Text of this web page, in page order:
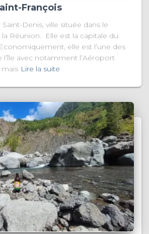
François
Denis, ville située dans le
la Réunion. Elle est la capitale du
elle est l’une des
l’île avec notamment l’Aéroport
mais Lire la suite